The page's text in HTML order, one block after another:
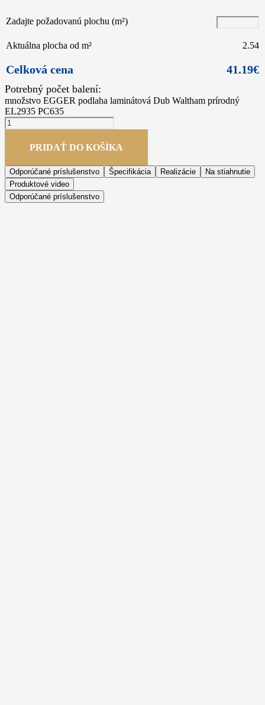
Zadajte požadovanú plochu (m²)
Aktuálna plocha od m² 2.54
Celková cena 41.19€
množstvo EGGER podlaha laminátová Dub Waltham prírodný
EL2935 PC635
PRIDAŤ DO KOŠÍKA
Odporúčané príslušenstvo Špecifikácia Realizácie
Na stiahnutie
Produktové video
Odporúčané príslušenstvo